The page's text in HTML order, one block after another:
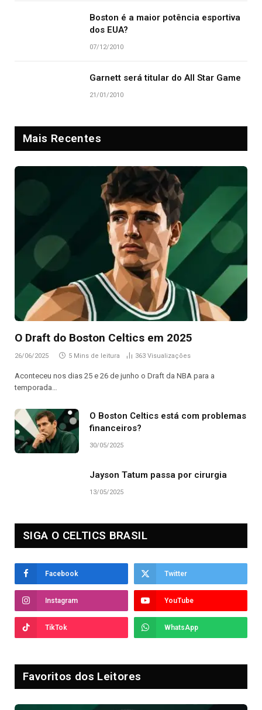
Boston é a maior potência esportiva
dos EUA?
07/12/2010
Garnett será titular do All Star Game
21/01/2010
Mais Recentes
O Draft do Boston Celtics em 2025
26/06/2025 5 Mins de leitura 363 Visualizações
Aconteceu nos dias 25 e 26 de junho o Draft da NBA para a
temporada…
O Boston Celtics está com problemas
financeiros?
30/05/2025
Jayson Tatum passa por cirurgia
13/05/2025
SIGA O CELTICS BRASIL
Facebook Twitter
Instagram YouTube
TikTok WhatsApp
Favoritos dos Leitores